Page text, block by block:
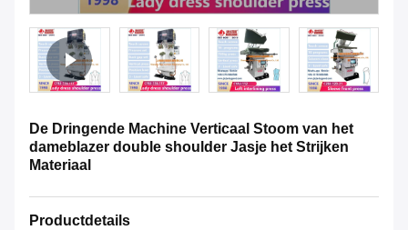
De Dringende Machine Verticaal Stoom van het
dameblazer double shoulder Jasje het Strijken
Materiaal
Productdetails